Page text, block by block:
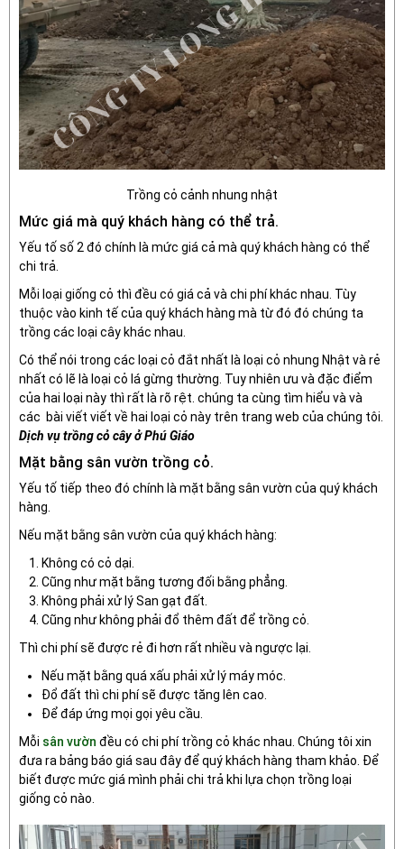
Trồng cỏ cảnh nhung nhật
Mức giá mà quý khách hàng có thể trả.
Yếu tố số 2 đó chính là mức giá cả mà quý khách hàng có thể
chi trả.
Mỗi loại giống cỏ thì đều có giá cả và chi phí khác nhau. Tùy
thuộc vào kinh tế của quý khách hàng mà từ đó đó chúng ta
trồng các loại cây khác nhau.
Có thể nói trong các loại cỏ đắt nhất là loại cỏ nhung Nhật và rẻ
nhất có lẽ là loại cỏ lá gừng thường. Tuy nhiên ưu và đặc điểm
của hai loại này thì rất là rõ rệt. chúng ta cùng tìm hiểu và và
các bài viết viết về hai loại cỏ này trên trang web của chúng tôi.
Dịch vụ trồng cỏ cây ở Phú Giáo
Mặt bằng sân vườn trồng cỏ.
Yếu tố tiếp theo đó chính là mặt bằng sân vườn của quý khách
hàng.
Nếu mặt bằng sân vườn của quý khách hàng:
Không có cỏ dại.
Cũng như mặt bằng tương đối bằng phẳng.
Không phải xử lý San gạt đất.
Cũng như không phải đổ thêm đất để trồng cỏ.
Thì chi phí sẽ được rẻ đi hơn rất nhiều và ngược lại.
Nếu mặt bằng quá xấu phải xử lý máy móc.
Đổ đất thì chi phí sẽ được tăng lên cao.
Để đáp ứng mọi gọi yêu cầu.
Mỗi sân vườn đều có chi phí trồng cỏ khác nhau. Chúng tôi xin
đưa ra bảng báo giá sau đây để quý khách hàng tham khảo. Để
biết được mức giá mình phải chi trả khi lựa chọn trồng loại
giống cỏ nào.